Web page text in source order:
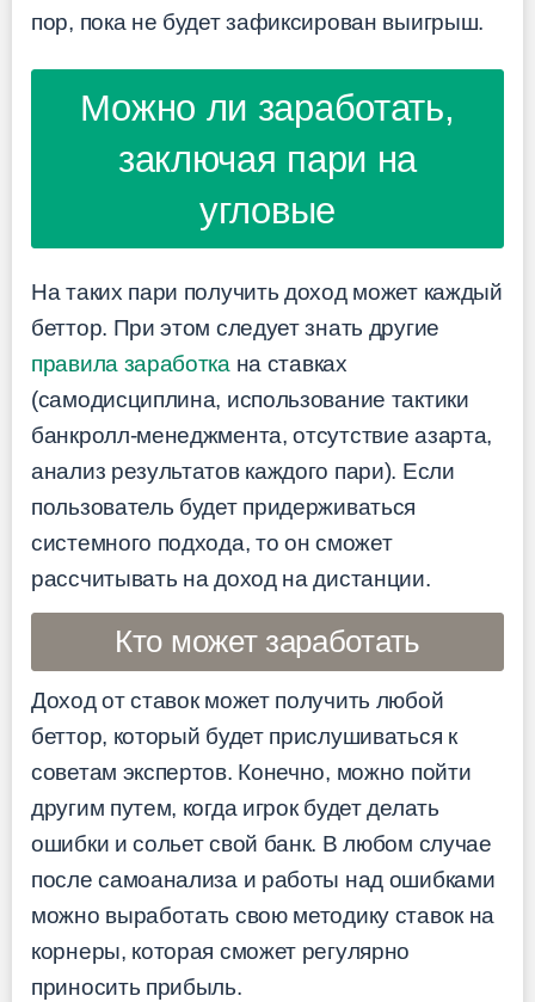
пор, пока не будет зафиксирован выигрыш.
Можно ли заработать,
заключая пари на
угловые
На таких пари получить доход может каждый
беттор. При этом следует знать другие
правила заработка на ставках
(самодисциплина, использование тактики
банкролл-менеджмента, отсутствие азарта,
анализ результатов каждого пари). Если
пользователь будет придерживаться
системного подхода, то он сможет
рассчитывать на доход на дистанции.
Кто может заработать
Доход от ставок может получить любой
беттор, который будет прислушиваться к
советам экспертов. Конечно, можно пойти
другим путем, когда игрок будет делать
ошибки и сольет свой банк. В любом случае
после самоанализа и работы над ошибками
можно выработать свою методику ставок на
корнеры, которая сможет регулярно
приносить прибыль.